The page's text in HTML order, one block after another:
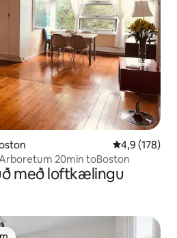
4,9 af 5 í
4,9 (178)
Arboretum 20min toBoston
með loftkælingu